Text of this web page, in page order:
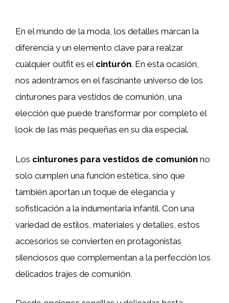
En el mundo de la moda, los detalles marcan la
diferencia y un elemento clave para realzar
cualquier outfit es el cinturón. En esta ocasión,
nos adentramos en el fascinante universo de los
cinturones para vestidos de comunión, una
elección que puede transformar por completo el
look de las más pequeñas en su día especial.
Los cinturones para vestidos de comunión no
solo cumplen una función estética, sino que
también aportan un toque de elegancia y
sofisticación a la indumentaria infantil. Con una
variedad de estilos, materiales y detalles, estos
accesorios se convierten en protagonistas
silenciosos que complementan a la perfección los
delicados trajes de comunión.